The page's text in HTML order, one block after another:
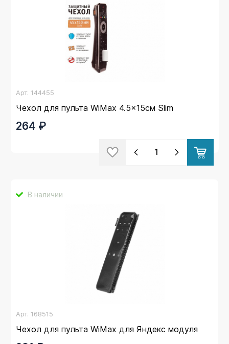
Арт. 144455
Чехол для пульта WiMax 4.5x15см Slim
264 ₽
В наличии
Арт. 168515
Чехол для пульта WiMax для Яндекс модуля